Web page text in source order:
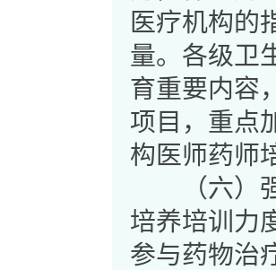
医疗机构的
量。各级卫
育重要内容
项目，重点
构医师药师
（六）强
培养培训力
参与药物治